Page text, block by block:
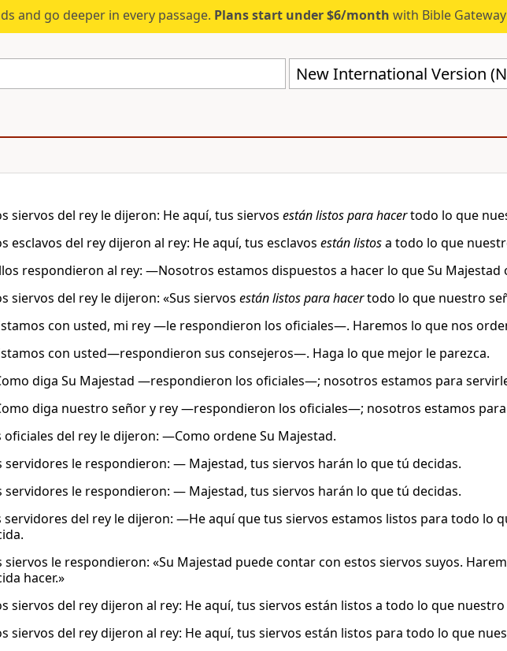
and go deeper in every passage. Plans start under $6/month with Bible Gateway
New International Version
siervos del rey le dijeron: He aquí, tus siervos están listos para hacertodo lo que
esclavos del rey dijeron al rey: He aquí, tus esclavos están listosa todo lo que
respondieron al rey: —Nosotros estamos dispuestos a hacer lo que Su Majestad
siervos del rey le dijeron: «Sus siervos están listos para hacertodo lo que nuestro
con usted, mi rey —le respondieron los oficiales—. Haremos lo que nos
con usted—respondieron sus consejeros—. Haga lo que mejor le parezca.
diga Su Majestad —respondieron los oficiales—; nosotros estamos para
diga nuestro señor y rey —respondieron los oficiales—; nosotros estamos
oficiales del rey le dijeron: —Como ordene Su Majestad.
servidores le respondieron: — Majestad, tus siervos harán lo que tú decidas.
servidores le respondieron: — Majestad, tus siervos harán lo que tú decidas.
servidores del rey le dijeron: —He aquí que tus siervos estamos listos para todo lo
siervos le respondieron: «Su Majestad puede contar con estos siervos suyos.
hacer.»
siervos del rey dijeron al rey: He aquí, tus siervos están listos a todo lo que
siervos del rey dijeron al rey: He aquí, tus siervos están listos para todo lo que